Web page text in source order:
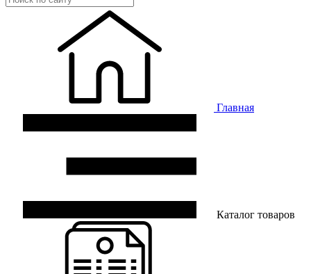
Главная
Каталог товаров